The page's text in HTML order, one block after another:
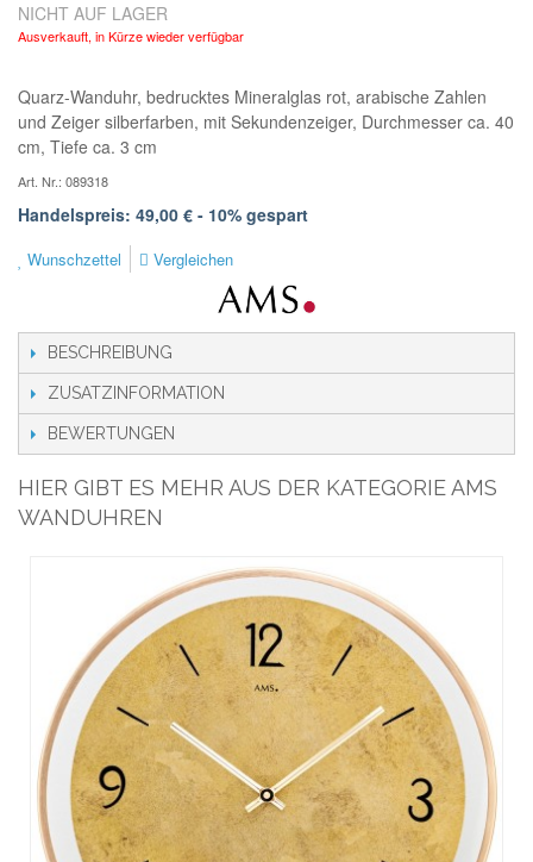
NICHT AUF LAGER
Ausverkauft, in Kürze wieder verfügbar
Quarz-Wanduhr, bedrucktes Mineralglas rot, arabische Zahlen
und Zeiger silberfarben, mit Sekundenzeiger, Durchmesser ca. 40
cm, Tiefe ca. 3 cm
Art. Nr.: 089318
Handelspreis: 49,00 € - 10% gespart
Wunschzettel Vergleichen
BESCHREIBUNG
ZUSATZINFORMATION
BEWERTUNGEN
HIER GIBT ES MEHR AUS DER KATEGORIE AMS
WANDUHREN